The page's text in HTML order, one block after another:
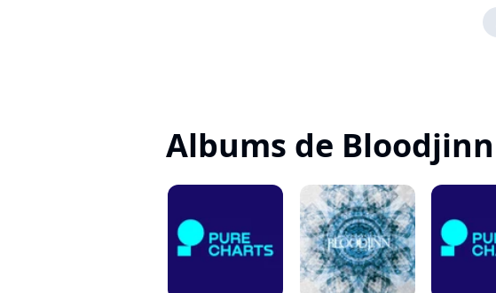
Albums de Bloodjinn